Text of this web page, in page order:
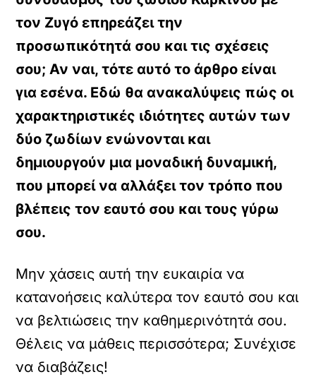
τον Ζυγό επηρεάζει την
προσωπικότητά σου και τις σχέσεις
σου; Αν ναι, τότε αυτό το άρθρο είναι
για εσένα. Εδώ θα ανακαλύψεις πώς οι
χαρακτηριστικές ιδιότητες αυτών των
δύο ζωδίων ενώνονται και
δημιουργούν μια μοναδική δυναμική,
που μπορεί να αλλάξει τον τρόπο που
βλέπεις τον εαυτό σου και τους γύρω
σου.
Μην χάσεις αυτή την ευκαιρία να
κατανοήσεις καλύτερα τον εαυτό σου και
να βελτιώσεις την καθημερινότητά σου.
Θέλεις να μάθεις περισσότερα; Συνέχισε
να διαβάζεις!